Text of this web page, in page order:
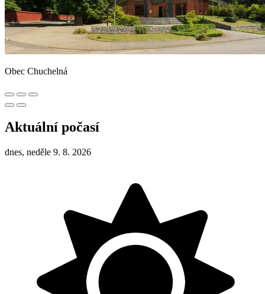
Obec Chuchelná
Aktuální počasí
dnes, neděle 9. 8. 2026